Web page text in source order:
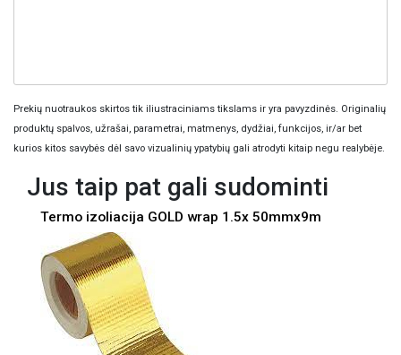
Prekių nuotraukos skirtos tik iliustraciniams tikslams ir yra pavyzdinės. Originalių
produktų spalvos, užrašai, parametrai, matmenys, dydžiai, funkcijos, ir/ar bet
kurios kitos savybės dėl savo vizualinių ypatybių gali atrodyti kitaip negu realybėje.
Jus taip pat gali sudominti
Termo izoliacija GOLD wrap 1.5x 50mmx9m